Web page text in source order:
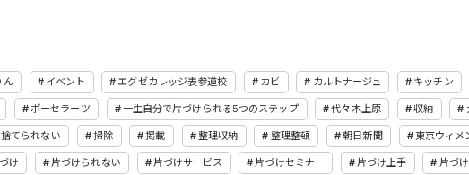
ん イベント エグゼカレッジ表参道校 カビ カルトナージュ キッチン
ポーセラーツ 一生自分で片づけられる5つのステップ 代々木上原 収納
捨てられない 掃除 掲載 整理収納 整理整頓 朝日新聞 東京ウィメ
け 片づけられない 片づけサービス 片づけセミナー 片づけ上手 片づ